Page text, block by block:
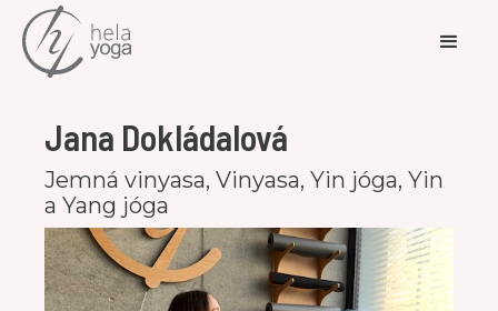
Jana Dokládalová
Jemná vinyasa, Vinyasa, Yin jóga, Yin
a Yang jóga